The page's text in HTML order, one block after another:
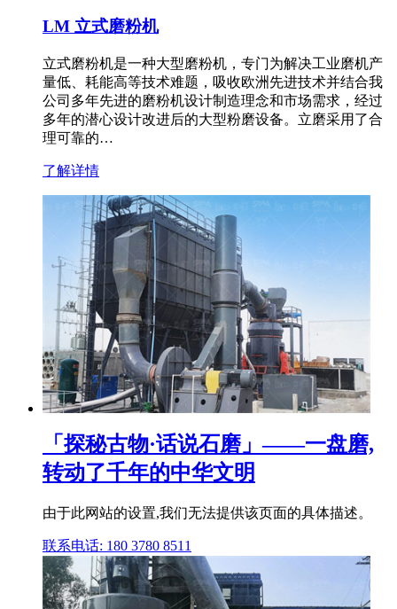
LM 立式磨粉机
立式磨粉机是一种大型磨粉机，专门为解决工业磨机产
量低、耗能高等技术难题，吸收欧洲先进技术并结合我
公司多年先进的磨粉机设计制造理念和市场需求，经过
多年的潜心设计改进后的大型粉磨设备。立磨采用了合
理可靠的…
了解详情
「探秘古物·话说石磨」——一盘磨,
转动了千年的中华文明
由于此网站的设置,我们无法提供该页面的具体描述。
联系电话: 180 3780 8511